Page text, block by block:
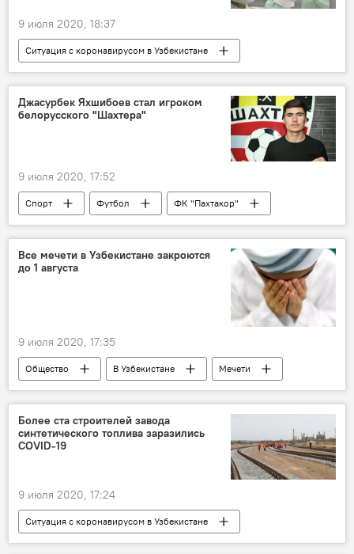
9 июля 2020, 18:37
Ситуация с коронавирусом в Узбекистане
Общество
Коронавирус COVID-19
Узбекистан
Джасурбек Яхшибоев стал игроком
белорусского "Шахтера"
9 июля 2020, 17:52
Спорт Футбол
ФК "Пахтакор"
Беларусь
Джасурбек Яхшибоев
Все мечети в Узбекистане закроются
до 1 августа
9 июля 2020, 17:35
Общество В Узбекистане
Мечети
Узбекистан
Управление мусульман Узбекистана
мусульмане
Коронавирус COVID-19
Более ста строителей завода
синтетического топлива заразились
COVID-19
9 июля 2020, 17:24
Ситуация с коронавирусом в Узбекистане
Общество
В Узбекистане